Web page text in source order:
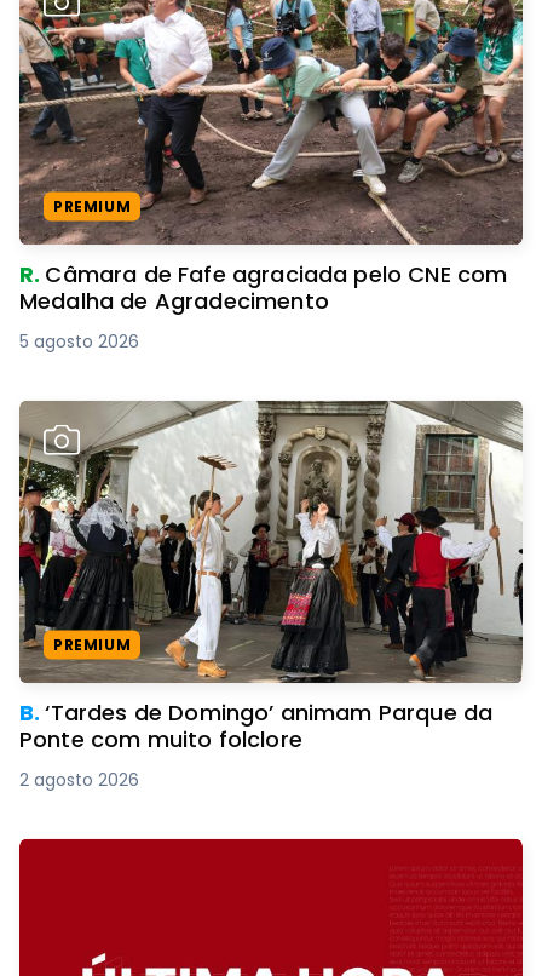
PREMIUM
R. Câmara de Fafe agraciada pelo CNE com
Medalha de Agradecimento
5 agosto 2026
PREMIUM
B.‘Tardes de Domingo’ animam Parque da
Ponte com muito folclore
2 agosto 2026